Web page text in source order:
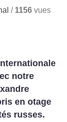
/ 1156 vues
notre
en otage
russes.